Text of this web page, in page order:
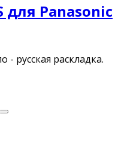
для Panasonic
- русская раскладка.